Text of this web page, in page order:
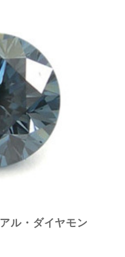
ル・ダイヤモン